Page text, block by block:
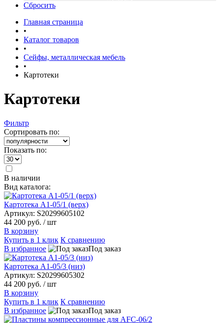
Сбросить
Главная страница
•
Каталог товаров
•
Сейфы, металлическая мебель
•
Картотеки
Картотеки
Фильтр
Сортировать по:
Показать по:
В наличии
Вид каталога:
Картотека А1-05/1 (верх)
Артикул: S20299605102
44 200 руб. / шт
В корзину
Купить в 1 клик К сравнению
В избранное
Под заказ
Картотека A1-05/3 (низ)
Артикул: S20299605302
44 200 руб. / шт
В корзину
Купить в 1 клик К сравнению
В избранное
Под заказ